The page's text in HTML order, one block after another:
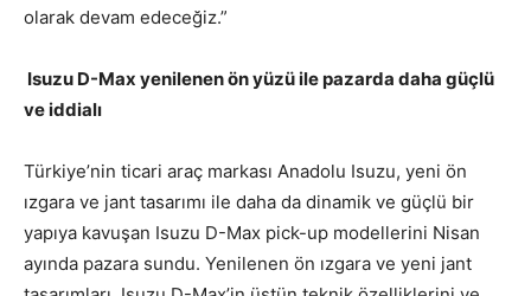
olarak devam edeceğiz.”
Isuzu D-Max yenilenen ön yüzü ile pazarda daha güçlü
ve iddialı
Türkiye’nin ticari araç markası Anadolu Isuzu, yeni ön
ızgara ve jant tasarımı ile daha da dinamik ve güçlü bir
yapıya kavuşan Isuzu D-Max pick-up modellerini Nisan
ayında pazara sundu. Yenilenen ön ızgara ve yeni jant